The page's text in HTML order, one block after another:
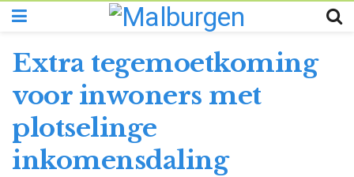
Extra tegemoetkoming
voor inwoners met
plotselinge
inkomensdaling